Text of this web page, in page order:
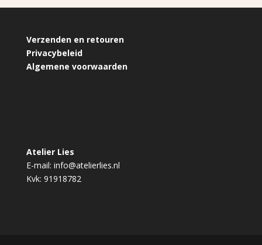
Verzenden en retouren
Privacybeleid
Algemene voorwaarden
Atelier Lies
E-mail: info@atelierlies.nl
Kvk: 91918782